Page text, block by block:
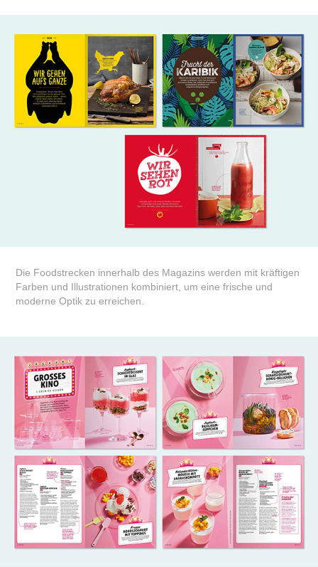
Die Foodstrecken innerhalb des Magazins ­werden mit ­kräftigen
Farben und Illustrationen kombiniert, um eine frische und
moderne Optik zu erreichen.